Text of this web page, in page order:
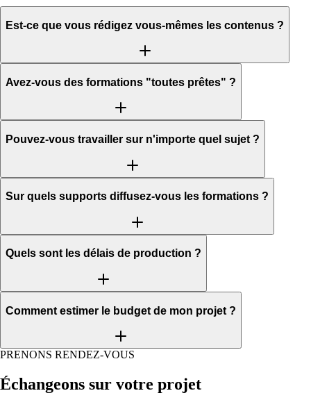
Est-ce que vous rédigez vous-mêmes les contenus ?
Avez-vous des formations "toutes prêtes" ?
Pouvez-vous travailler sur n'importe quel sujet ?
Sur quels supports diffusez-vous les formations ?
Quels sont les délais de production ?
Comment estimer le budget de mon projet ?
PRENONS RENDEZ-VOUS
Échangeons sur votre projet